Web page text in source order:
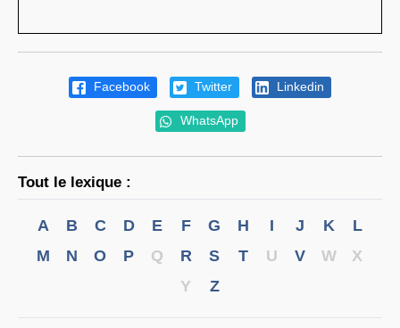
Facebook Twitter Linkedin
WhatsApp
Tout le lexique :
A B C D E F G H I J K
L
M
N O P Q R S T U V W
X
Y
Z